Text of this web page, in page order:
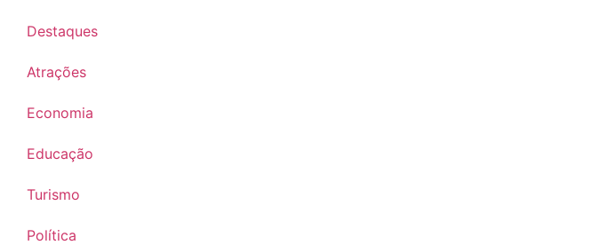
Destaques
Atrações
Economia
Educação
Turismo
Política